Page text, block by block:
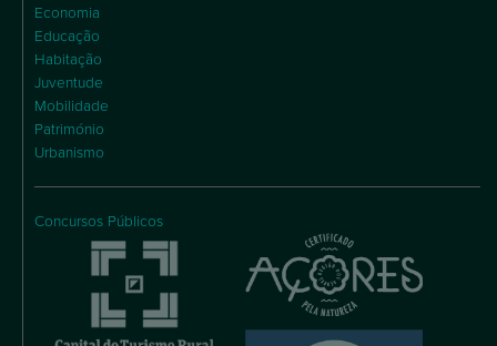
Economia
Educação
Habitação
Juventude
Mobilidade
Património
Urbanismo
Concursos Públicos